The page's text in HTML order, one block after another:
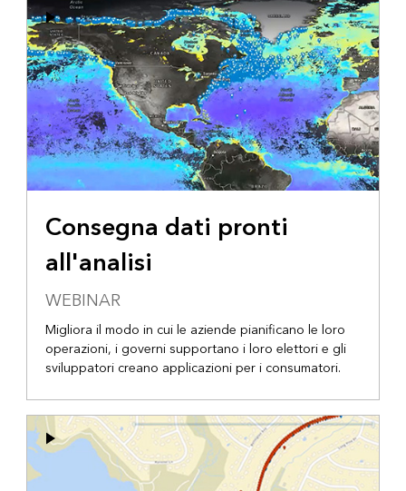
Consegna dati pronti
all'analisi
WEBINAR
Migliora il modo in cui le aziende pianificano le loro
operazioni, i governi supportano i loro elettori e gli
sviluppatori creano applicazioni per i consumatori.